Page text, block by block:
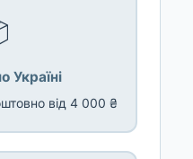
Україні
від 4 000 ₴